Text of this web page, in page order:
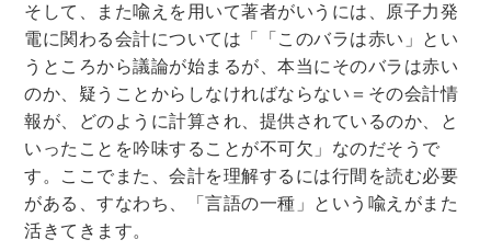
そして、また喩えを用いて著者がいうには、原子力発
電に関わる会計については「「このバラは赤い」とい
うところから議論が始まるが、本当にそのバラは赤い
のか、疑うことからしなければならない＝その会計情
報が、どのように計算され、提供されているのか、と
いったことを吟味することが不可欠」なのだそうで
す。ここでまた、会計を理解するには行間を読む必要
がある、すなわち、「言語の一種」という喩えがまた
活きてきます。